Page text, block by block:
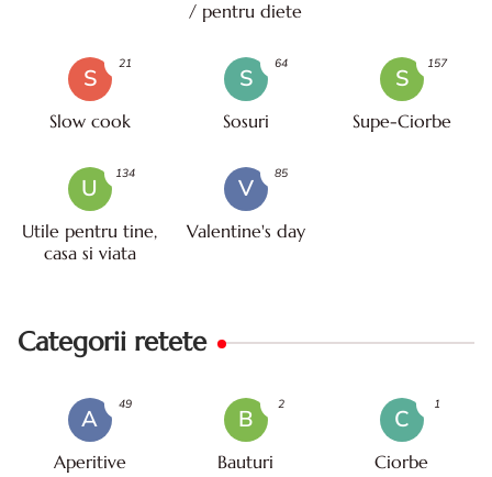
/ pentru diete
S
Slow cook
21
S
Sosuri
64
S
Supe-Ciorbe
157
U
Utile pentru tine,
casa si viata
134
V
Valentine's day
85
Categorii retete
A
Aperitive
49
B
Bauturi
2
C
Ciorbe
1